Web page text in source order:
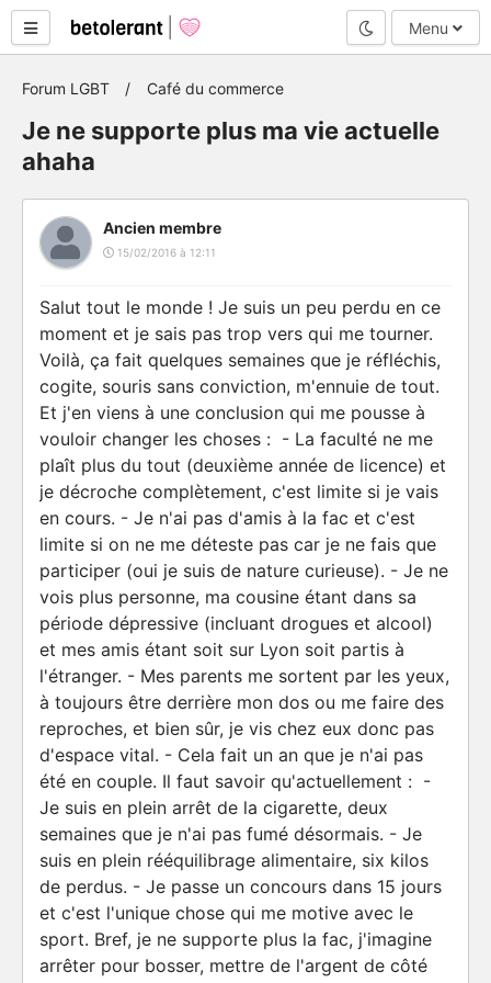
Mode nuit
Menu
Forum LGBT Café du commerce
Je ne supporte plus ma vie actuelle
ahaha
Ancien membre
15/02/2016 à 12:11
Salut tout le monde ! Je suis un peu perdu en ce
moment et je sais pas trop vers qui me tourner.
Voilà, ça fait quelques semaines que je réfléchis,
cogite, souris sans conviction, m'ennuie de tout.
Et j'en viens à une conclusion qui me pousse à
vouloir changer les choses : - La faculté ne me
plaît plus du tout (deuxième année de licence) et
je décroche complètement, c'est limite si je vais
en cours. - Je n'ai pas d'amis à la fac et c'est
limite si on ne me déteste pas car je ne fais que
participer (oui je suis de nature curieuse). - Je ne
vois plus personne, ma cousine étant dans sa
période dépressive (incluant drogues et alcool)
et mes amis étant soit sur Lyon soit partis à
l'étranger. - Mes parents me sortent par les yeux,
à toujours être derrière mon dos ou me faire des
reproches, et bien sûr, je vis chez eux donc pas
d'espace vital. - Cela fait un an que je n'ai pas
été en couple. Il faut savoir qu'actuellement : -
Je suis en plein arrêt de la cigarette, deux
semaines que je n'ai pas fumé désormais. - Je
suis en plein rééquilibrage alimentaire, six kilos
de perdus. - Je passe un concours dans 15 jours
et c'est l'unique chose qui me motive avec le
sport. Bref, je ne supporte plus la fac, j'imagine
arrêter pour bosser, mettre de l'argent de côté